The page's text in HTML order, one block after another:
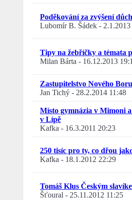
Poděkování za zvýšení
Lubomír B. Šádek -
Tipy na žebříčky a témata
Milan Bárta - 16.12.2013
Zastupitelstvo Nového
Jan Tichý - 28.2.2014 11:48
Místo gymnázia v Mimoni
v Lípě
Kafka - 16.3.2011 20:23
250 tisíc pro ty, co dřou
Kafka - 18.1.2012 22:29
Tomáš Klus Českým
Šťoural - 25.11.2012 11:25